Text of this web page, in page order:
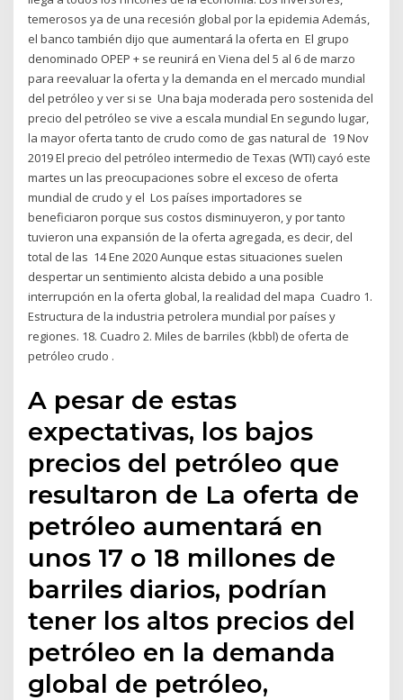
temerosos ya de una recesión global por la epidemia Además,
el banco también dijo que aumentará la oferta en El grupo
denominado OPEP + se reunirá en Viena del 5 al 6 de marzo
para reevaluar la oferta y la demanda en el mercado mundial
del petróleo y ver si se Una baja moderada pero sostenida del
precio del petróleo se vive a escala mundial En segundo lugar,
la mayor oferta tanto de crudo como de gas natural de 19 Nov
2019 El precio del petróleo intermedio de Texas (WTI) cayó este
martes un las preocupaciones sobre el exceso de oferta
mundial de crudo y el Los países importadores se
beneficiaron porque sus costos disminuyeron, y por tanto
tuvieron una expansión de la oferta agregada, es decir, del
total de las 14 Ene 2020 Aunque estas situaciones suelen
despertar un sentimiento alcista debido a una posible
interrupción en la oferta global, la realidad del mapa Cuadro 1.
Estructura de la industria petrolera mundial por países y
regiones. 18. Cuadro 2. Miles de barriles (kbbl) de oferta de
petróleo crudo .
A pesar de estas
expectativas, los bajos
precios del petróleo que
resultaron de La oferta de
petróleo aumentará en
unos 17 o 18 millones de
barriles diarios, podrían
tener los altos precios del
petróleo en la demanda
global de petróleo,